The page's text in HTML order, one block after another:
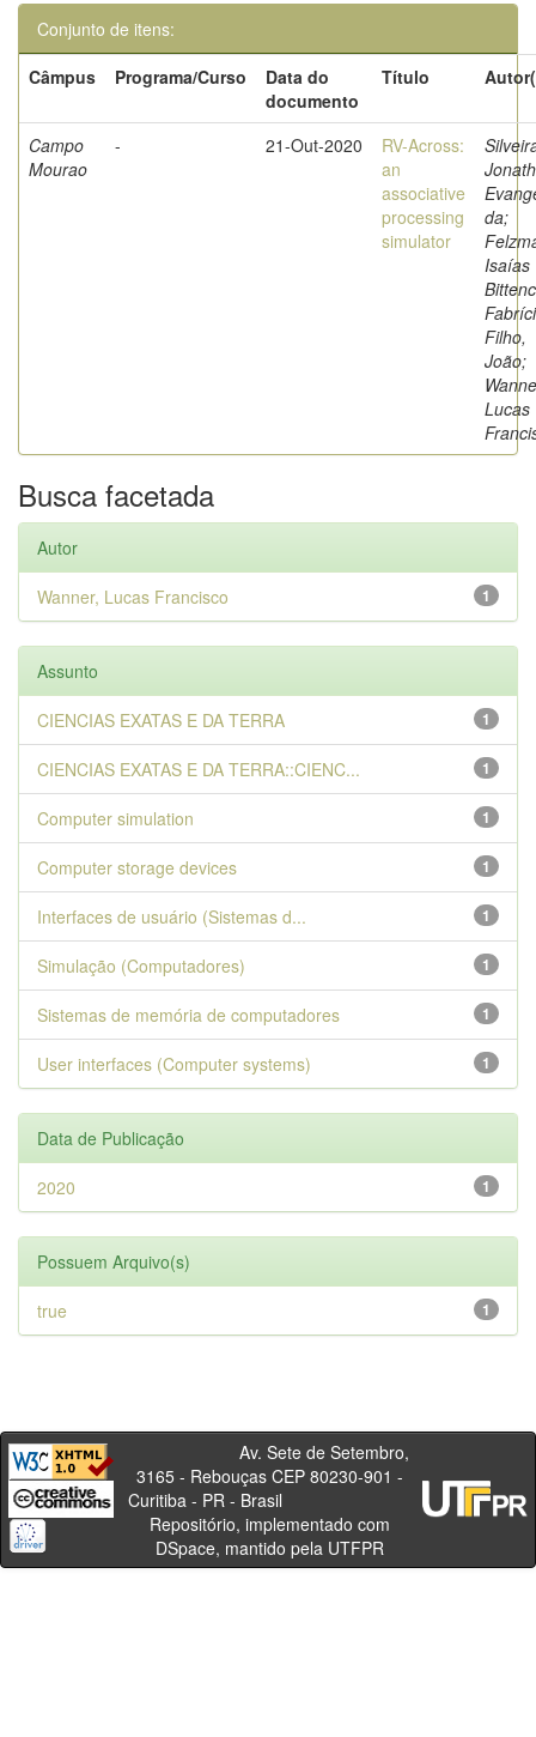
Conjunto de itens:
Câmpus
Programa/Curso
Data do
documento
Título
Campo
Mourao
- 21-Out-2020
RV-Across:
an
associative
processing
simulator
da;
Isaías
Filho,
João;
Lucas
Busca facetada
Autor
1
Wanner, Lucas Francisco
Assunto
1
CIENCIAS EXATAS E DA TERRA
1
CIENCIAS EXATAS E DA TERRA::CIENC...
1
Computer simulation
1
Computer storage devices
1
Interfaces de usuário (Sistemas d...
1
Simulação (Computadores)
1
Sistemas de memória de computadores
1
User interfaces (Computer systems)
Data de Publicação
1
2020
Possuem Arquivo(s)
1
true
Av. Sete de Setembro,
3165 - Rebouças CEP 80230-901 -
Curitiba - PR - Brasil
Repositório, implementado com
DSpace, mantido pela UTFPR